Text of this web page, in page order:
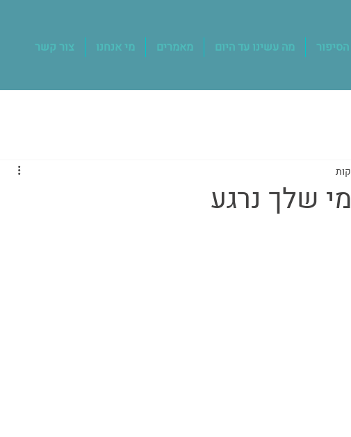
צור קשר מי אנחנו מאמרים מה עשינו עד היום
שלך נרגע